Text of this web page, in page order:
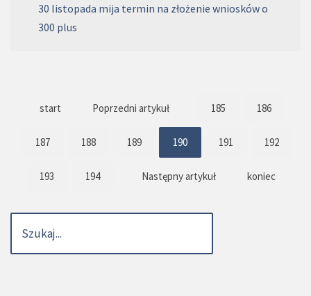
30 listopada mija termin na złożenie wniosków o
300 plus
start Poprzedni artykuł 185 186
187 188 189 190 191 192
193 194 Następny artykuł koniec